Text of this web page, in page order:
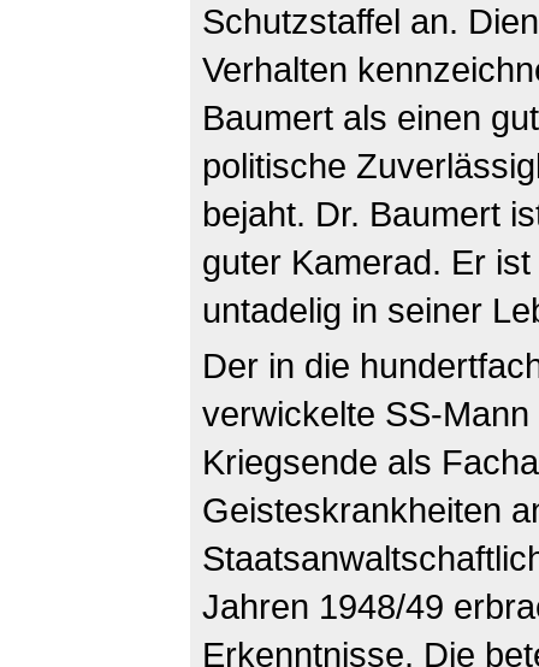
Schutzstaffel an.
Verhalten
Baumert als einen
politische
bejaht. Dr. Baumert
guter Kamerad. Er
untadelig in seiner
Der in die
verwickelte SS-
Kriegsende als
Geisteskrankheiten
Jahren 1948/49
Erkenntnisse. Die